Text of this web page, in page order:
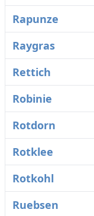
Rapunze
Raygras
Rettich
Robinie
Rotdorn
Rotklee
Rotkohl
Ruebsen